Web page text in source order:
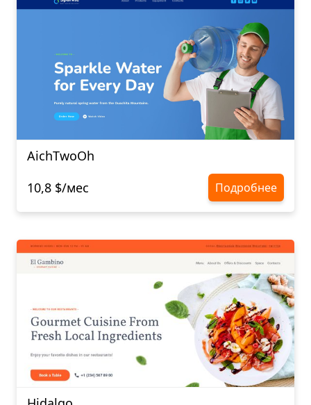
AichTwoOh
10,8 $/мес
Подробнее